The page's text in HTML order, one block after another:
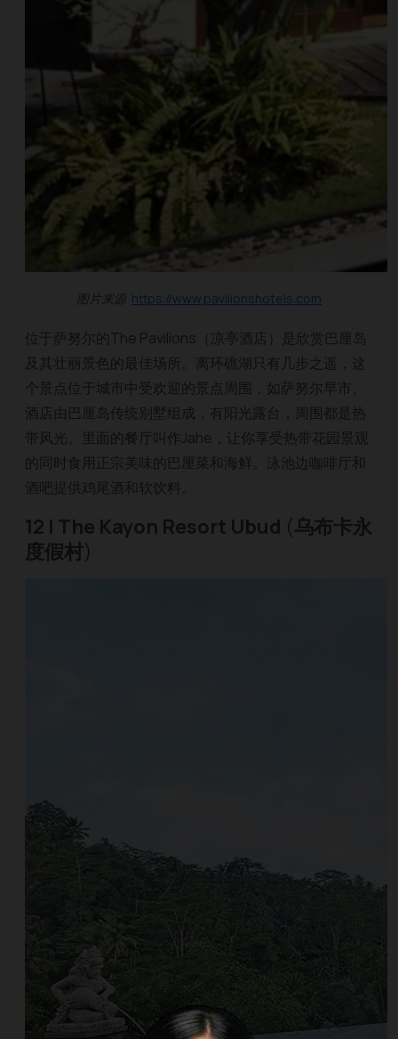
图片来源 https://www.pavilionshotels.com
位于萨努尔的The Pavilions（凉亭酒店）是欣赏巴厘岛
及其壮丽景色的最佳场所。离环礁湖只有几步之遥，这
个景点位于城市中受欢迎的景点周围，如萨努尔早市。
酒店由巴厘岛传统别墅组成，有阳光露台，周围都是热
带风光。里面的餐厅叫作Jahe，让你享受热带花园景观
的同时食用正宗美味的巴厘菜和海鲜。泳池边咖啡厅和
酒吧提供鸡尾酒和软饮料。
12 | The Kayon Resort Ubud (乌布卡永
度假村)